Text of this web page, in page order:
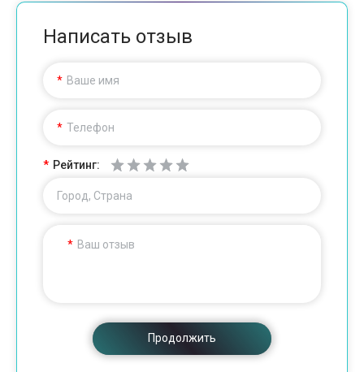
Написать отзыв
Ваше имя
Телефон
Рейтинг:
Город, Страна
Ваш отзыв
Продолжить